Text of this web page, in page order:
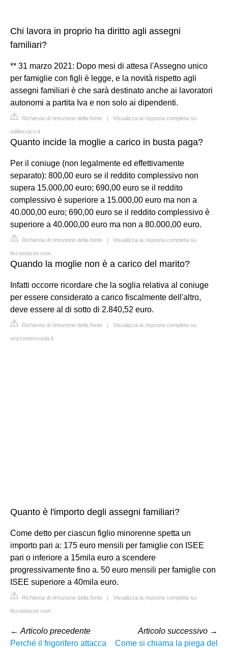
Chi lavora in proprio ha diritto agli assegni
familiari?
** 31 marzo 2021: Dopo mesi di attesa l'Assegno unico
per famiglie con figli è legge, e la novità rispetto agli
assegni familiari è che sarà destinato anche ai lavoratori
autonomi a partita Iva e non solo ai dipendenti.
Richiesta di rimozione della fonte | Visualizza la risposta completa su
ediltecnico.it
Quanto incide la moglie a carico in busta paga?
Per il coniuge (non legalmente ed effettivamente
separato): 800,00 euro se il reddito complessivo non
supera 15.000,00 euro; 690,00 euro se il reddito
complessivo è superiore a 15.000,00 euro ma non a
40.000,00 euro; 690,00 euro se il reddito complessivo è
superiore a 40.000,00 euro ma non a 80.000,00 euro.
Richiesta di rimozione della fonte | Visualizza la risposta completa su
fiscoetasse.com
Quando la moglie non è a carico del marito?
Infatti occorre ricordare che la soglia relativa al coniuge
per essere considerato a carico fiscalmente dell'altro,
deve essere al di sotto di 2.840,52 euro.
Richiesta di rimozione della fonte | Visualizza la risposta completa su
orizzontescuola.it
Quanto è l'importo degli assegni familiari?
Come detto per ciascun figlio minorenne spetta un
importo pari a: 175 euro mensili per famiglie con ISEE
pari o inferiore a 15mila euro a scendere
progressivamente fino a. 50 euro mensili per famiglie con
ISEE superiore a 40mila euro.
Richiesta di rimozione della fonte | Visualizza la risposta completa su
fiscoetasse.com
← Articolo precedente
Perché il frigorifero attacca
Articolo successivo →
Come si chiama la piega del